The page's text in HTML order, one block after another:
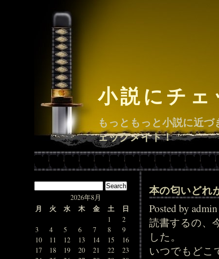
小説にチ
もっともっと小説に近
ェックメイト！
2026年8月
月 火 水 木 金 土 日
1
2
3
4 5 6 7 8
9
10
11 12 13 14 15
16
17
18 19 20 21 22
23
本の匂いどれ
Posted by
読書するの、
した。
いつでもどこ